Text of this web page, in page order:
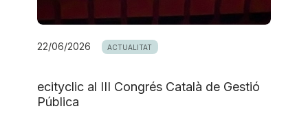
22/06/2026 ACTUALITAT
ecityclic al III Congrés Català de Gestió
Pública